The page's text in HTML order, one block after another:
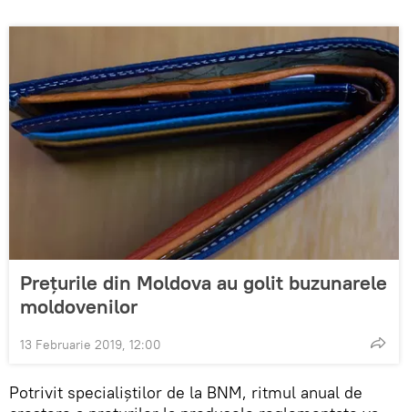
Prețurile din Moldova au golit buzunarele
moldovenilor
13 Februarie 2019, 12:00
Potrivit specialiștilor de la BNM, ritmul anual de